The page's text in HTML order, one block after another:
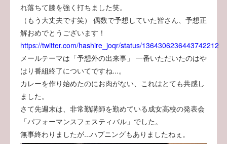
れ落ちて膝を強く打ちました笑。
（もう大丈夫です笑） 偶数で予想していた皆さん、予想正
解おめでとうございます！
https://twitter.com/hashire_joqr/status/1364306236443742212
メールテーマは「予想外の出来事」 一番いただいたのはや
はり番組終了についてですね...。
カレーを作り始めたのにお肉がない、これはとても共感し
ました。
さて先週末は、非常勤講師を勤めている成女高校の発表会
「パフォーマンスフェスティバル」でした。
無事終わりましたが...ハプニングもありましたねぇ。